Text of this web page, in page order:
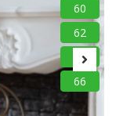
60
62
64
66